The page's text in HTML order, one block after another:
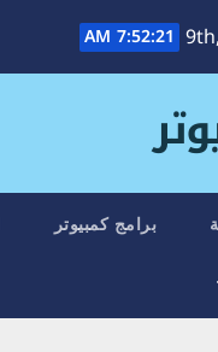
7:52:21 AM
برامج كمبيوتر